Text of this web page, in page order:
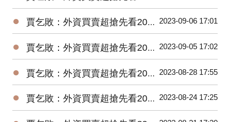
● 賈乞敗：外資買賣超搶先看20230906 2023-09-06 17:01
● 賈乞敗：外資買賣超搶先看20230905 2023-09-05 17:02
● 賈乞敗：外資買賣超搶先看20230828 2023-08-28 17:55
● 賈乞敗：外資買賣超搶先看20230824 2023-08-24 17:25